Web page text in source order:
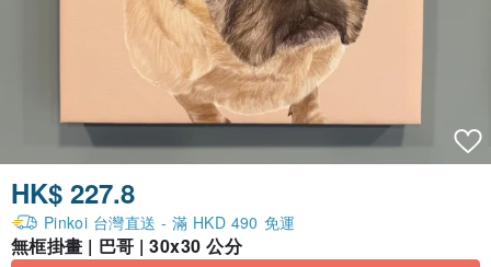
HK$ 227.8
Pinkoi 台灣直送 - 滿 HKD 490 免運
無框掛畫 | 巴哥 | 30x30 公分